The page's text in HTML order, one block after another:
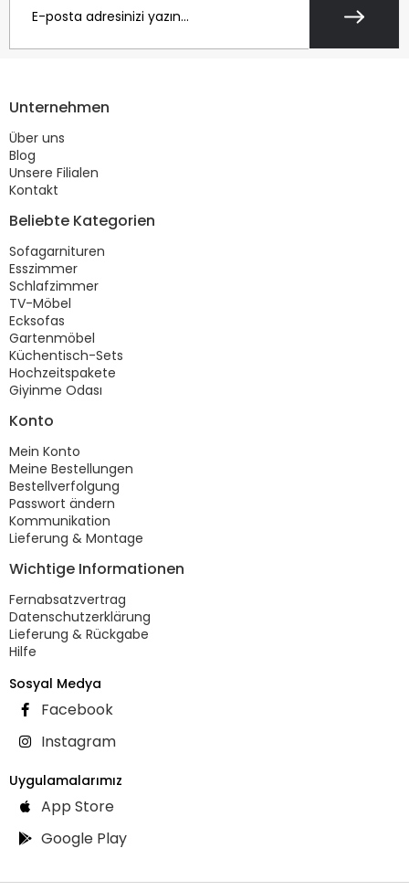
Unternehmen
Über uns
Blog
Unsere Filialen
Kontakt
Beliebte Kategorien
Sofagarnituren
Esszimmer
Schlafzimmer
TV-Möbel
Ecksofas
Gartenmöbel
Küchentisch-Sets
Hochzeitspakete
Giyinme Odası
Konto
Mein Konto
Meine Bestellungen
Bestellverfolgung
Passwort ändern
Kommunikation
Lieferung & Montage
Wichtige Informationen
Fernabsatzvertrag
Datenschutzerklärung
Lieferung & Rückgabe
Hilfe
Sosyal Medya
Facebook
Instagram
Uygulamalarımız
App Store
Google Play